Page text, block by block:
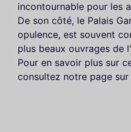
incontournable pour les
De son côté, le Palais
opulence, est souvent
plus beaux ouvrages de
Pour en savoir plus sur
consultez notre page sur